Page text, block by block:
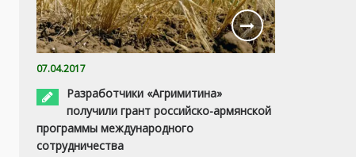
07.04.2017
Разработчики «Агримитина»
получили грант российско-армянской
программы международного
сотрудничества